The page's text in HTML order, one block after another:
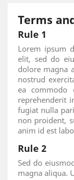
Terms
Rule 1
Lorem ipsum
elit, sed do
dolore magna
nostrud
ea commodo
reprehenderit
fugiat nulla
non proident,
anim id est
Rule 2
Sed do
magna aliqua.